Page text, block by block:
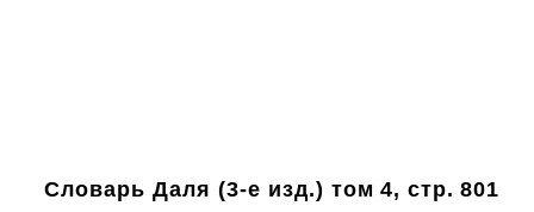
Словарь Даля (3-е изд.) том 4, стр. 801